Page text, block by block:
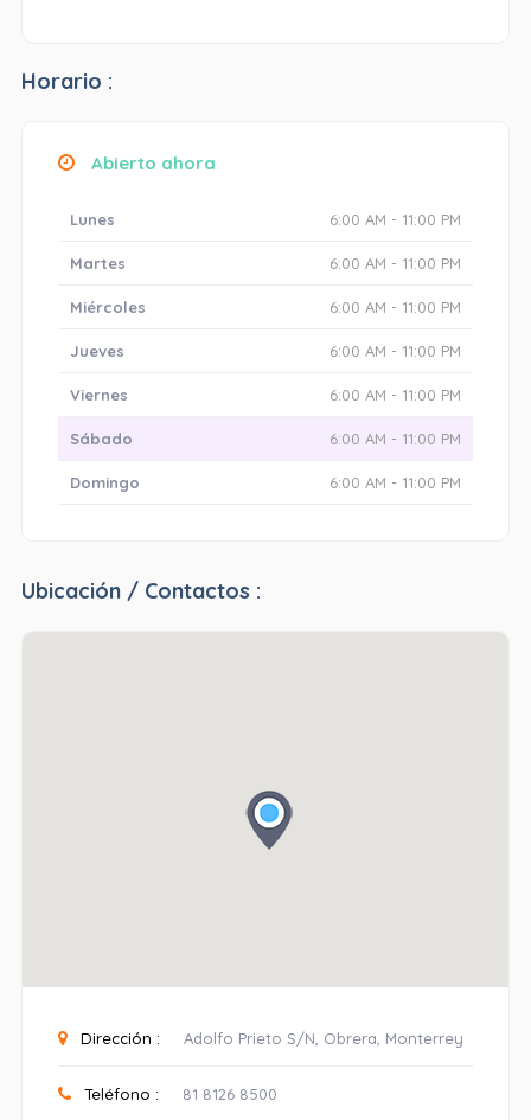
Horario :
Abierto ahora
Lunes 6:00 AM - 11:00 PM
Martes 6:00 AM - 11:00 PM
Miércoles 6:00 AM - 11:00 PM
Jueves 6:00 AM - 11:00 PM
Viernes 6:00 AM - 11:00 PM
Sábado 6:00 AM - 11:00 PM
Domingo 6:00 AM - 11:00 PM
Ubicación / Contactos :
Dirección : Adolfo Prieto S/N, Obrera, Monterrey
Teléfono : 81 8126 8500